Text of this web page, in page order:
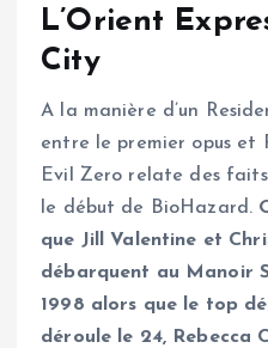
L’Orient
City
A la manière d’un
entre le premier opus et
Evil Zero relate des
le début de BioHazard.
que Jill Valentine et
débarquent au Manoir
1998 alors que le top
déroule le 24, Rebecca